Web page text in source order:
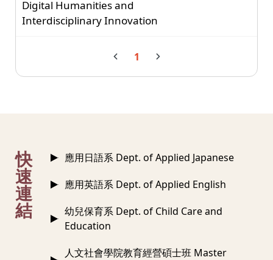
Digital Humanities and
Interdisciplinary Innovation
1
快
速
連
結
應用日語系 Dept. of Applied Japanese
應用英語系 Dept. of Applied English
幼兒保育系 Dept. of Child Care and
Education
人文社會學院教育經營碩士班 Master